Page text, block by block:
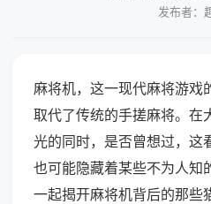
发布者：
麻将机，这一现代麻将游戏
取代了传统的手搓麻将。在
光的同时，是否曾想过，这
也可能隐藏着某些不为人知
一起揭开麻将机背后的那些